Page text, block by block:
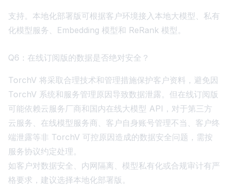
支持。本地化部署版可根据客户环境接入本地大模型、私有
化模型服务、Embedding 模型和 ReRank 模型。
Q6：在线订阅版的数据是否绝对安全？
TorchV 将采取合理技术和管理措施保护客户资料，避免因
TorchV 系统和服务管理原因导致数据泄露。但在线订阅版
可能依赖云服务厂商和国内在线大模型 API，对于第三方
云服务、在线模型服务商、客户自身账号管理不当、客户终
端泄露等非 TorchV 可控原因造成的数据安全问题，需按
服务协议约定处理。
如客户对数据安全、内网隔离、模型私有化或合规审计有严
格要求，建议选择本地化部署版。